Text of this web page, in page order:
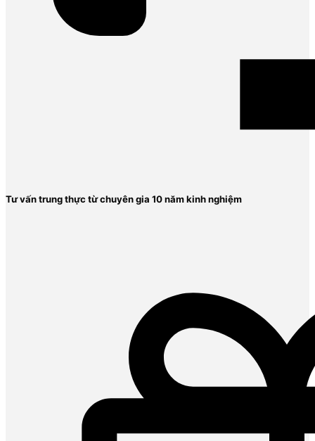
Tư vấn trung thực từ chuyên gia 10 năm kinh nghiệm